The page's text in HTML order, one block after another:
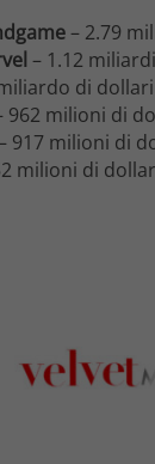
– 2.79
– 1.12
di dollari
962 milioni di
917 milioni di
milioni di